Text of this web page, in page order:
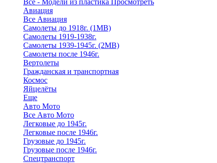
Все - Модели из пластика Просмотреть
Авиация
Все Авиация
Самолеты до 1918г. (1МВ)
Самолеты 1919-1938г.
Самолеты 1939-1945г. (2МВ)
Самолеты после 1946г.
Вертолеты
Гражданская и транспортная
Космос
Яйцелёты
Еще
Авто Мото
Все Авто Мото
Легковые до 1945г.
Легковые после 1946г.
Грузовые до 1945г.
Грузовые после 1946г.
Спецтранспорт